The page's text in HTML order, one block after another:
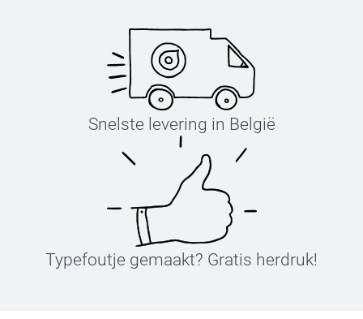
Snelste levering in België
Typefoutje gemaakt? Gratis herdruk!